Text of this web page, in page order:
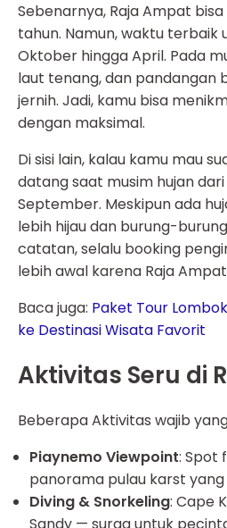
Sebenarnya, Raja Ampat
tahun. Namun, waktu terbaik
Oktober hingga April. Pada
laut tenang, dan pandangan
jernih. Jadi, kamu bisa
dengan maksimal.
Di sisi lain, kalau kamu mau
datang saat musim hujan
September. Meskipun ada
lebih hijau dan burung-
catatan, selalu booking
lebih awal karena Raja
Baca juga: Paket Tour
ke Destinasi Wisata Favorit
Aktivitas Seru di
Beberapa Aktivitas wajib
Piaynemo Viewpoint: Spot
panorama pulau karst yang
Diving & Snorkeling: Cape